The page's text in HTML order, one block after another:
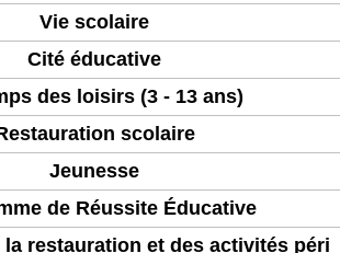
Vie scolaire
Cité éducative
des loisirs (3 - 13 ans)
scolaire
Jeunesse
de Réussite Éducative
la restauration et des activités péri